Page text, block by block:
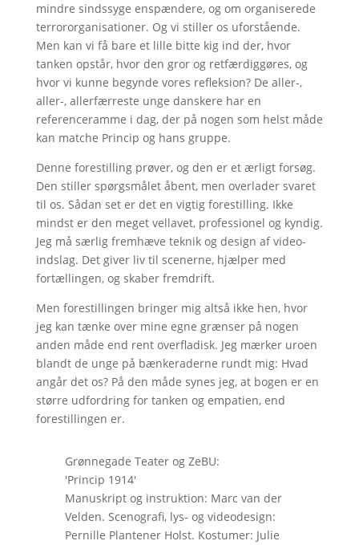
mindre sindssyge enspændere, og om organiserede
terrororganisationer. Og vi stiller os uforstående.
Men kan vi få bare et lille bitte kig ind der, hvor
tanken opstår, hvor den gror og retfærdiggøres, og
hvor vi kunne begynde vores refleksion? De aller-,
aller-, allerfærreste unge danskere har en
referenceramme i dag, der på nogen som helst måde
kan matche Princip og hans gruppe.
Denne forestilling prøver, og den er et ærligt forsøg.
Den stiller spørgsmålet åbent, men overlader svaret
til os. Sådan set er det en vigtig forestilling. Ikke
mindst er den meget vellavet, professionel og kyndig.
Jeg må særlig fremhæve teknik og design af video-
indslag. Det giver liv til scenerne, hjælper med
fortællingen, og skaber fremdrift.
Men forestillingen bringer mig altså ikke hen, hvor
jeg kan tænke over mine egne grænser på nogen
anden måde end rent overfladisk. Jeg mærker uroen
blandt de unge på bænkeraderne rundt mig: Hvad
angår det os? På den måde synes jeg, at bogen er en
større udfordring for tanken og empatien, end
forestillingen er.
Grønnegade Teater og ZeBU:
'Princip 1914'
Manuskript og instruktion: Marc van der
Velden. Scenografi, lys- og videodesign:
Pernille Plantener Holst. Kostumer: Julie